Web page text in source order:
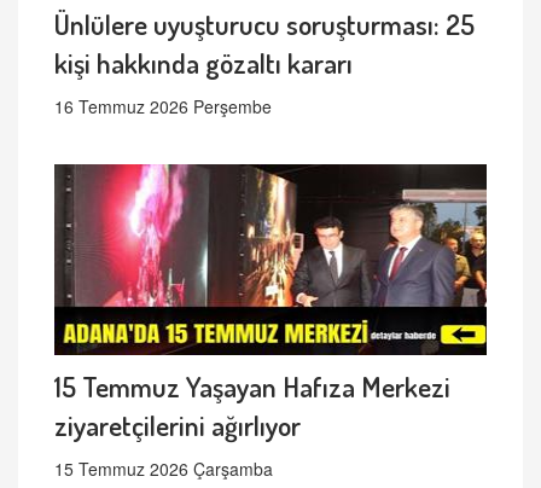
Ünlülere uyuşturucu soruşturması: 25
kişi hakkında gözaltı kararı
16 Temmuz 2026 Perşembe
15 Temmuz Yaşayan Hafıza Merkezi
ziyaretçilerini ağırlıyor
15 Temmuz 2026 Çarşamba